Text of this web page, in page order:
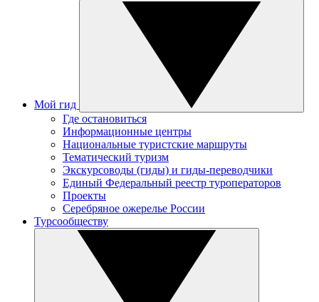
Мой гид
Где остановиться
Информационные центры
Национальные туристские маршруты
Тематический туризм
Экскурсоводы (гиды) и гиды-переводчики
Единый Федеральный реестр туроператоров
Проекты
Серебряное ожерелье России
Турсообществу